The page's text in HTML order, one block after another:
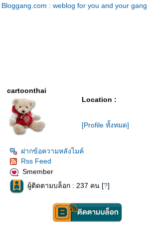
Bloggang.com : weblog for you and your gang
cartoonthai
Location :
[Profile ทั้งหมด]
ฝากข้อความหลังไมค์
Rss Feed
Smember
ผู้ติดตามบล็อก : 237 คน [?]